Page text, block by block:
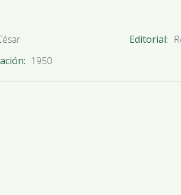
Editorial
1950